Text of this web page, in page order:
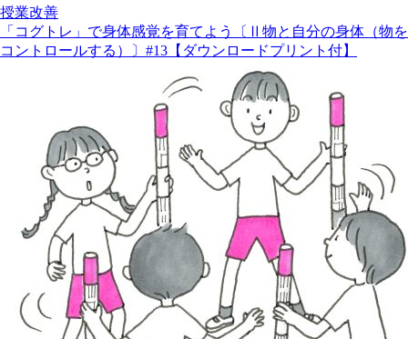
授業改善
「コグトレ」で身体感覚を育てよう〔Ⅱ物と自分の身体（物を
コントロールする）〕#13【ダウンロードプリント付】